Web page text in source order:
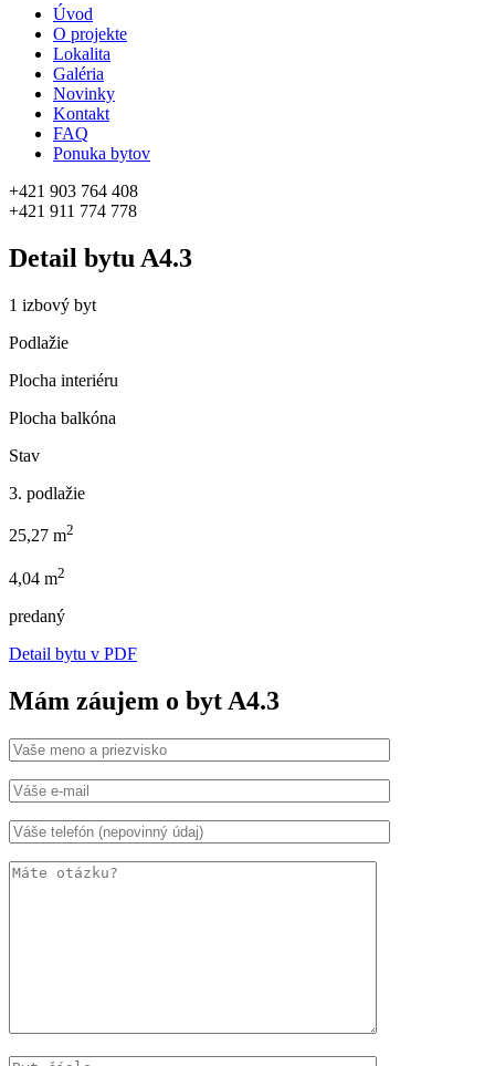
Úvod
O projekte
Lokalita
Galéria
Novinky
Kontakt
FAQ
Ponuka bytov
+421 903 764 408
+421 911 774 778
Detail bytuA4.3
1 izbový byt
Podlažie
Plocha interiéru
Plocha balkóna
Stav
3. podlažie
25,27 m2
4,04 m2
predaný
Detail bytu v PDF
Mám záujem o byt A4.3